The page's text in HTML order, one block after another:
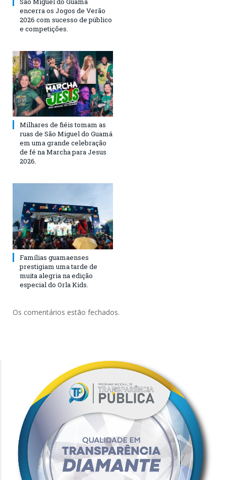
encerra os Jogos de Verão
2026 com sucesso de público
e competições.
Milhares de fiéis tomam as
ruas de São Miguel do Guamá
em uma grande celebração
de fé na Marcha para Jesus
2026.
Famílias guamaenses
prestigiam uma tarde de
muita alegria na edição
especial do Orla Kids.
Os comentários estão fechados.